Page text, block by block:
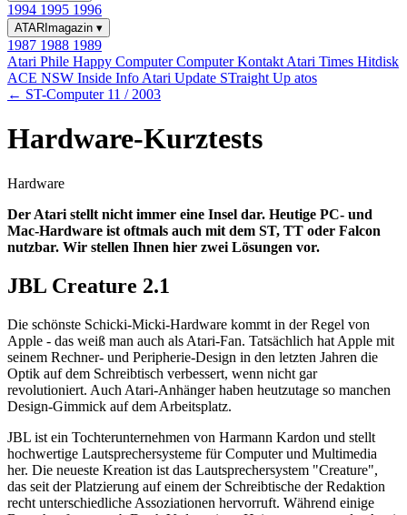
1994 1995 1996
ATARImagazin ▾
1987 1988 1989
Atari Phile Happy ComputerComputer Kontakt Atari Times Hitdisk
ACE NSW Inside Info Atari Update STraight Up atos
← ST-Computer 11 / 2003
Hardware-Kurztests
Hardware
Der Atari stellt nicht immer eine Insel dar. Heutige PC- und
Mac-Hardware ist oftmals auch mit dem ST, TT oder Falcon
nutzbar. Wir stellen Ihnen hier zwei Lösungen vor.
JBL Creature 2.1
Die schönste Schicki-Micki-Hardware kommt in der Regel von
Apple - das weiß man auch als Atari-Fan. Tatsächlich hat Apple mit
seinem Rechner- und Peripherie-Design in den letzten Jahren die
Optik auf dem Schreibtisch verbessert, wenn nicht gar
revolutioniert. Auch Atari-Anhänger haben heutzutage so manchen
Design-Gimmick auf dem Arbeitsplatz.
JBL ist ein Tochterunternehmen von Harmann Kardon und stellt
hochwertige Lautsprechersysteme für Computer und Multimedia
her. Die neueste Kreation ist das Lautsprechersystem "Creature",
das seit der Platzierung auf einem der Schreibtische der Redaktion
recht unterschiedliche Assoziationen hervorruft. Während einige